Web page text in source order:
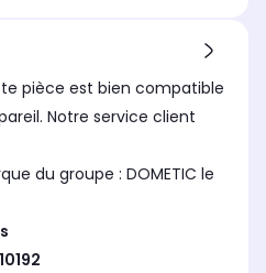
pièce est bien compatible
Notre service client
: DOMETIC le